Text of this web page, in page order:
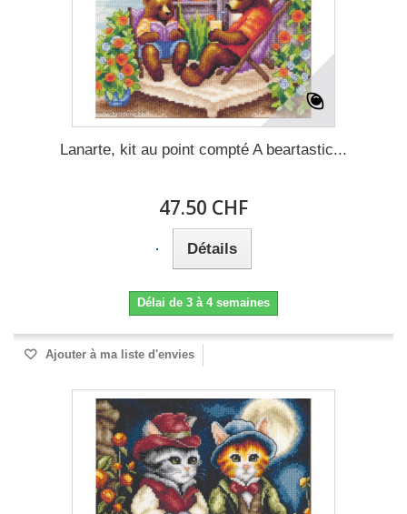
Lanarte, kit au point compté A beartastic...
47.50 CHF
Détails
Délai de 3 à 4 semaines
Ajouter à ma liste d'envies